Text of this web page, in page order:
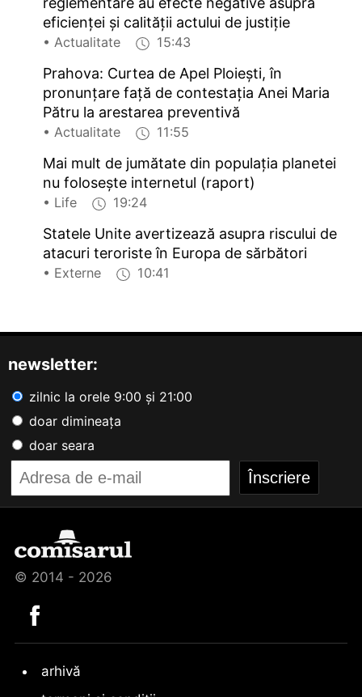
eficienței și calității actului de justiție
• Actualitate 15:43
Prahova: Curtea de Apel Ploiești, în
pronunțare față de contestația Anei Maria
Pătru la arestarea preventivă
• Actualitate 11:55
Mai mult de jumătate din populația planetei
nu folosește internetul (raport)
• Life 19:24
Statele Unite avertizează asupra riscului de
atacuri teroriste în Europa de sărbători
• Externe 10:41
newsletter:
zilnic la orele 9:00 și 21:00
doar dimineața
doar seara
© 2014 - 2026
arhivă